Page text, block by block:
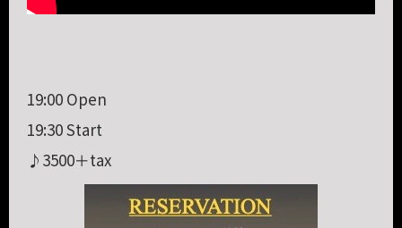
19:00 Open
19:30 Start
♪3500＋tax